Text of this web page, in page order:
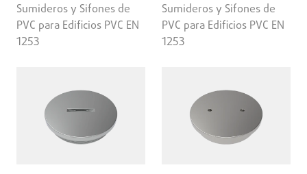
Sumideros y Sifones de
PVC para Edificios PVC EN
1253
Sumideros y Sifones de
PVC para Edificios PVC EN
1253